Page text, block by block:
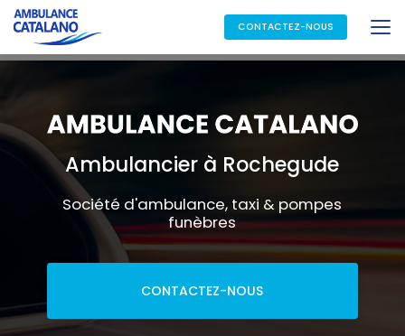
Aller
au
contenu
principal
CONTACTEZ-NOUS
Ambulancier à Rochegude
Société d'ambulance, taxi & pompes
funèbres
CONTACTEZ-NOUS